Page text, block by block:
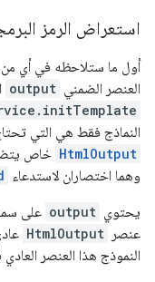
استعراض الرمز
أول ما ستلاحظه في أي من
العنصر الضمني output
النماذج فقط هي التي
HtmlOutput خاص
وهما اختصاران لاستدعاء
يحتوي output على
عنصر HtmlOutput
النموذج هذا العنصر العادي